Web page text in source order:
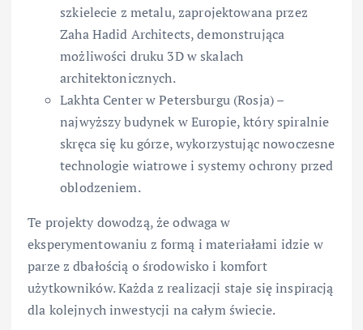
szkielecie z metalu, zaprojektowana przez
Zaha Hadid Architects, demonstrująca
możliwości druku 3D w skalach
architektonicznych.
Lakhta Center w Petersburgu (Rosja) –
najwyższy budynek w Europie, który spiralnie
skręca się ku górze, wykorzystując nowoczesne
technologie wiatrowe i systemy ochrony przed
oblodzeniem.
Te projekty dowodzą, że odwaga w
eksperymentowaniu z formą i materiałami idzie w
parze z dbałością o środowisko i komfort
użytkowników. Każda z realizacji staje się inspiracją
dla kolejnych inwestycji na całym świecie.